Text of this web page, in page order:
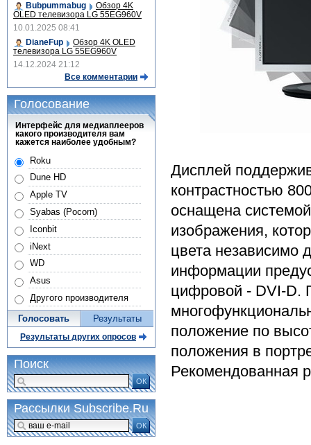
Дисплей
контрастностью
оснащена
изображения,
цвета независимо
информации
цифровой - DVI-D.
положение по
положения в
Рекомендованная
Bubpummabug
Обзор 4K
OLED телевизора LG 55EG960V
10.01.2025 08:41
DianeFup
Обзор 4K OLED
телевизора LG 55EG960V
14.12.2024 21:12
Все комментарии
Голосование
Интерфейс для медиаплееров
какого производителя вам
кажется наиболее удобным?
Roku
Dune HD
Apple TV
Syabas (Pocorn)
Iconbit
iNext
WD
Asus
Другого производителя
Голосовать Результаты
Результаты других опросов
Поиск
ОК
Рассылки Subscribe.Ru
ОК